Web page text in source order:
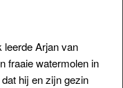
leerde Arjan van
fraaie watermolen in
hij en zijn gezin